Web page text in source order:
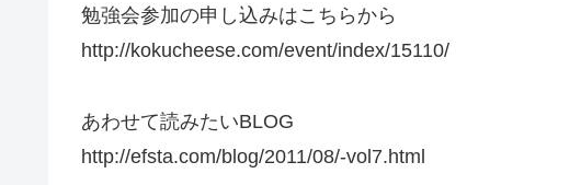
勉強会参加の申し込みはこちらから
http://kokucheese.com/event/index/15110/
あわせて読みたいBLOG
http://efsta.com/blog/2011/08/-vol7.html